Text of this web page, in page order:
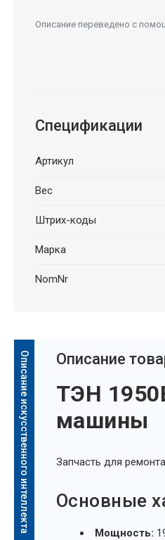
Описание переведено с
Спецификации
Артикул
Вес
Штрих-коды
Марка
NomNr
Описание искусственного интеллекта
Oписание
ТЭН
машины
Запчасть для
Основные
Мощность: